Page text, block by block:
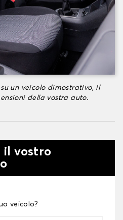
un veicolo dimostrativo, il
della vostra auto.
il vostro
veicolo?